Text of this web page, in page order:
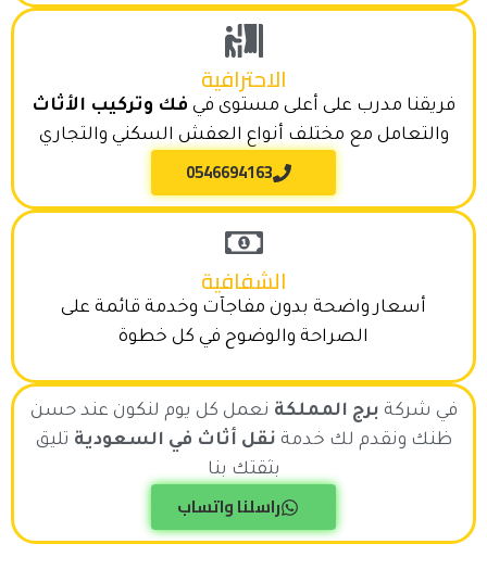
الاحترافية
فريقنا مدرب على أعلى مستوى في فك وتركيب الأثاث
والتعامل مع مختلف أنواع العفش السكني والتجاري
0546694163
الشفافية
أسعار واضحة بدون مفاجآت وخدمة قائمة على
الصراحة والوضوح في كل خطوة
في شركة برج المملكة نعمل كل يوم لنكون عند حسن
ظنك ونقدم لك خدمة نقل أثاث في السعودية تليق
بثقتك بنا
راسلنا واتساب